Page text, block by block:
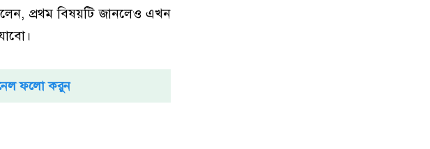
প্রথম বিষয়টি জানলেও এখন
ফলো করুন